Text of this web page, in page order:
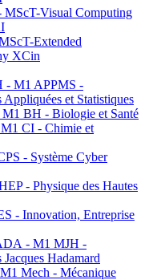
Visual Computing
Extended
XCin
- M1 APPMS -
Appliquées et Statistiques
BH - Biologie et Santé
CI - Chimie et
- Système Cyber
- Physique des Hautes
- Innovation, Entreprise
- M1 MJH -
Hadamard
Mech - Mécanique